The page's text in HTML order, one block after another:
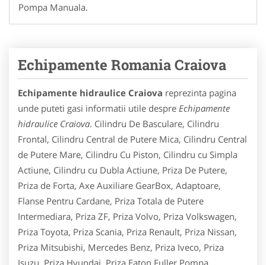
Pompa Manuala.
Echipamente Romania Craiova
Echipamente hidraulice Craiova reprezinta pagina
unde puteti gasi informatii utile despre Echipamente
hidraulice Craiova. Cilindru De Basculare, Cilindru
Frontal, Cilindru Central de Putere Mica, Cilindru Central
de Putere Mare, Cilindru Cu Piston, Cilindru cu Simpla
Actiune, Cilindru cu Dubla Actiune, Priza De Putere,
Priza de Forta, Axe Auxiliare GearBox, Adaptoare,
Flanse Pentru Cardane, Priza Totala de Putere
Intermediara, Priza ZF, Priza Volvo, Priza Volkswagen,
Priza Toyota, Priza Scania, Priza Renault, Priza Nissan,
Priza Mitsubishi, Mercedes Benz, Priza Iveco, Priza
Isuzu, Priza Hyundai, Priza Eaton Fuller,Pompa